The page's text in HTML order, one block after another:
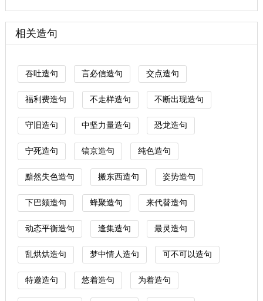
相关造句
吞吐造句 言必信造句 交点造句
福利费造句 不走样造句 不断出现造句
守旧造句 中坚力量造句 恐龙造句
宁死造句 镐京造句 纯色造句
黯然失色造句 搬东西造句 姿势造句
下巴颏造句 蜂聚造句 来代替造句
动态平衡造句 逢集造句 最灵造句
乱烘烘造句 梦中情人造句 可不可以造句
特邀造句 悠着造句 为着造句